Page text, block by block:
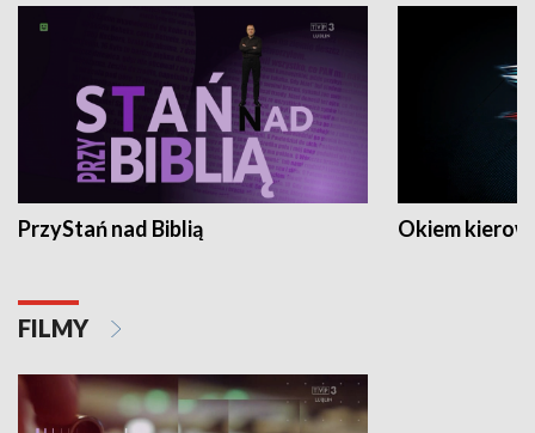
PrzyStań nad Biblią Okiem
FILMY